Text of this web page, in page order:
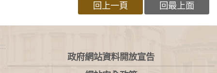
回上一頁 回最上面
:::
政府網站資料開放宣告